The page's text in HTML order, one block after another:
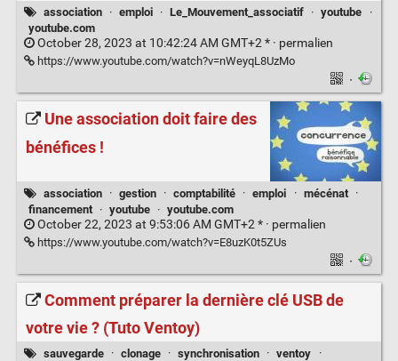
association · emploi · Le_Mouvement_associatif · youtube
·
youtube.com
October 28, 2023 at 10:42:24 AM GMT+2 * · permalien
https://www.youtube.com/watch?v=nWeyqL8UzMo
·
Une association doit faire des
bénéfices !
association · gestion · comptabilité · emploi · mécénat
·
financement
· youtube · youtube.com
October 22, 2023 at 9:53:06 AM GMT+2 * · permalien
https://www.youtube.com/watch?v=E8uzK0t5ZUs
·
Comment préparer la dernière clé USB de
votre vie ? (Tuto Ventoy)
sauvegarde · clonage · synchronisation · ventoy
·